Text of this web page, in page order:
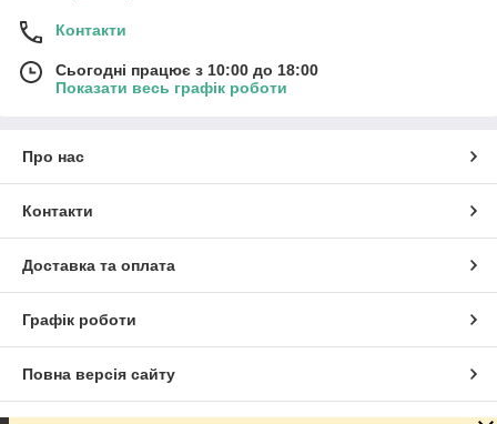
Контакти
Сьогодні працює з 10:00 до 18:00
Показати весь графік роботи
Про нас
Контакти
Доставка та оплата
Графік роботи
Повна версія сайту